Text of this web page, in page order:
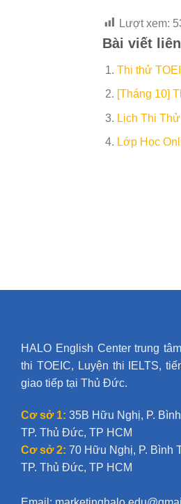
Lượt xem:
Bài viết
Thi thử
[Tháng 10]
Lịch Thi
Lớp Học
HALO English Center trung
thi TOEIC, Luyện thi IELTS,
giao tiếp tại Thủ Đức.
Cơ sở 1: 35B Hữu Nghị, P.
TP. Thủ Đức, TP HCM
Cơ sở 2: 70 Hữu Nghị, P. Bình
TP. Thủ Đức, TP HCM